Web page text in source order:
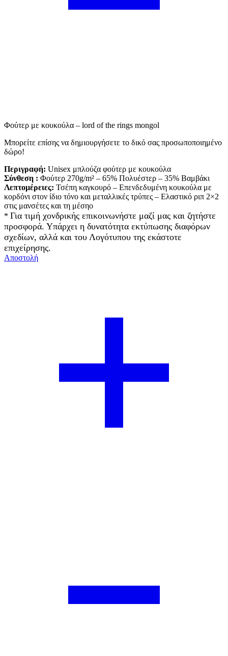
Φούτερ με κουκούλα – lord of the rings mongol
Mπορείτε επίσης να δημιουργήσετε το δικό σας προσωποποιημένο
δώρο!
Περιγραφή: Unisex μπλούζα φούτερ με κουκούλα
Σύνθεση : Φούτερ 270g/m² – 65% Πολυέστερ – 35% Βαμβάκι
Λεπτομέρειες: Τσέπη καγκουρό – Επενδεδυμένη κουκούλα με
κορδόνι στον ίδιο τόνο και μεταλλικές τρύπες – Ελαστικό ριπ 2×2
στις μανσέτες και τη μέσηο
* Για τιμή χονδρικής επικοινωνήστε μαζί μας και ζητήστε
προσφορά. Υπάρχει η δυνατότητα εκτύπωσης διαφόρων
σχεδίων, αλλά και του Λογότυπου της εκάστοτε
επιχείρησης.
Αποστολή